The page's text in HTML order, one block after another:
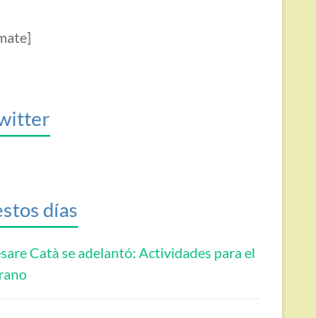
días
Catà se adelantó: Actividades para el